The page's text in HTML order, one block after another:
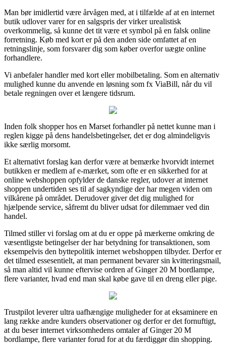
Man bør imidlertid være årvågen med, at i tilfælde af at en internet
butik udlover varer for en salgspris der virker urealistisk
overkommelig, så kunne det tit være et symbol på en falsk online
forretning. Køb med kort er på den anden side omfattet af en
retningslinje, som forsvarer dig som køber overfor uægte online
forhandlere.
Vi anbefaler handler med kort eller mobilbetaling. Som en alternativ
mulighed kunne du anvende en løsning som fx ViaBill, når du vil
betale regningen over et længere tidsrum.
Inden folk shopper hos en Marset forhandler på nettet kunne man i
reglen kigge på dens handelsbetingelser, det er dog almindeligvis
ikke særlig morsomt.
Et alternativt forslag kan derfor være at bemærke hvorvidt internet
butikken er medlem af e-mærket, som ofte er en sikkerhed for at
online webshoppen opfylder de danske regler, udover at internet
shoppen undertiden ses til af sagkyndige der har megen viden om
vilkårene på området. Derudover giver det dig mulighed for
hjælpende service, såfremt du bliver udsat for dilemmaer ved din
handel.
Tilmed stiller vi forslag om at du er oppe på mærkerne omkring de
væsentligste betingelser der har betydning for transaktionen, som
eksempelvis den byttepolitik internet webshoppen tilbyder. Derfor er
det tilmed essesentielt, at man permanent bevarer sin kvitteringsmail,
så man altid vil kunne eftervise ordren af Ginger 20 M bordlampe,
flere varianter, hvad end man skal købe gave til en dreng eller pige.
Trustpilot leverer ultra uafhængige muligheder for at eksaminere en
lang række andre kunders observationer og derfor er det fornuftigt,
at du beser internet virksomhedens omtaler af Ginger 20 M
bordlampe, flere varianter forud for at du færdiggør din shopping.